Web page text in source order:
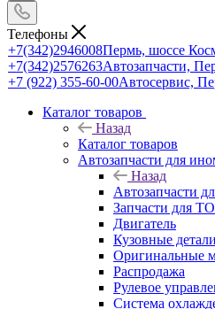
Телефоны
+7(342)2946008Пермь, шоссе
+7(342)2576263Автозапчасти,
+7 (922) 355-60-00Автосервис,
Каталог товаров
Назад
Каталог товаров
Автозапчасти для
Назад
Автозапчасти
Запчасти для
Двигатель
Кузовные детали
Оригинальные
Распродажа
Рулевое
Система